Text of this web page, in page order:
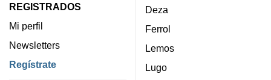
REGISTRADOS
Mi perfil
Newsletters
Regístrate
Deza
Ferrol
Lemos
Lugo